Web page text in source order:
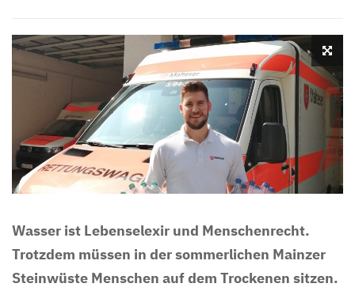
Wasser ist Lebenselexir und Menschenrecht.
Trotzdem müssen in der sommerlichen Mainzer
Steinwüste Menschen auf dem Trockenen sitzen.